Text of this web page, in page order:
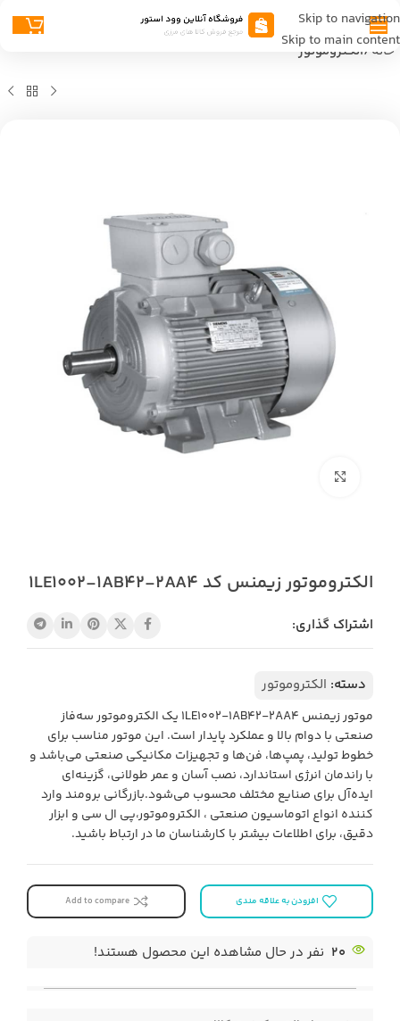
Skip to navigation
Skip to main content
خانه الکتروموتور
الکتروموتور زیمنس کد 1LE1002‑1AB42‑2AA4
اشتراک گذاری:
دسته: الکتروموتور
موتور زیمنس 1LE1002‑1AB42‑2AA4 یک الکتروموتور سه‌فاز
صنعتی با دوام بالا و عملکرد پایدار است. این موتور مناسب برای
خطوط تولید، پمپ‌ها، فن‌ها و تجهیزات مکانیکی صنعتی می‌باشد و
با راندمان انرژی استاندارد، نصب آسان و عمر طولانی، گزینه‌ای
ایده‌آل برای صنایع مختلف محسوب می‌شود.بازرگانی برومند وارد
کننده انواع اتوماسیون صنعتی ، الکتروموتور،پی ال سی و ابزار
دقیق، برای اطلاعات بیشتر با کارشناسان ما در ارتباط باشید.
افزودن به علاقه مندی Add to compare
20 نفر در حال مشاهده این محصول هستند!